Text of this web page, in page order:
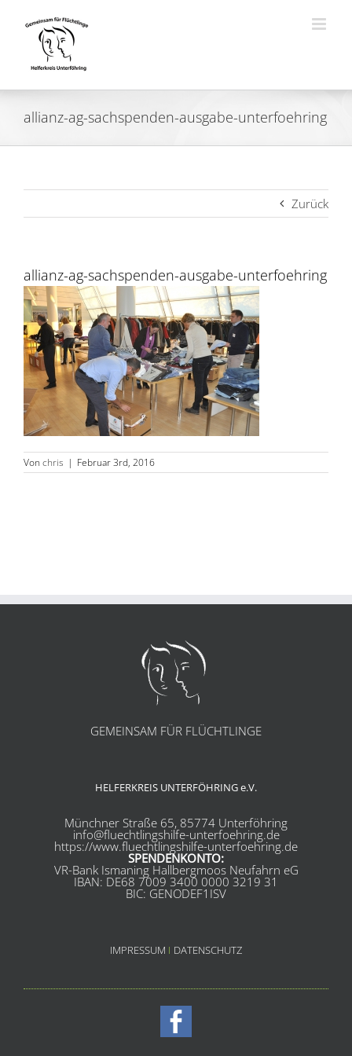
springen
allianz-ag-sachspenden-ausgabe-unterfoehring
Zurück
allianz-ag-sachspenden-ausgabe-unterfoehring
Von chris | Februar 3rd, 2016
GEMEINSAM FÜR FLÜCHTLINGE
HELFERKREIS UNTERFÖHRING e.V.
Münchner Straße 65, 85774 Unterföhring
info@fluechtlingshilfe-unterfoehring.de
https://www.fluechtlingshilfe-unterfoehring.de
SPENDENKONTO:
VR-Bank Ismaning Hallbergmoos Neufahrn eG
IBAN: DE68 7009 3400 0000 3219 31
BIC: GENODEF1ISV
IMPRESSUM I DATENSCHUTZ